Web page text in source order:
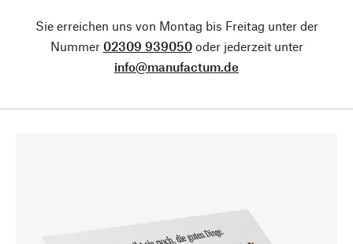
Sie erreichen uns von Montag bis Freitag unter der
Nummer 02309 939050oder jederzeit unter
info@manufactum.de